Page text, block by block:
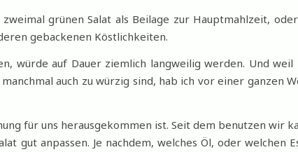
grünen Salat als Beilage zur Hauptmahlzeit,
gebackenen Köstlichkeiten.
würde auf Dauer ziemlich langweilig werden. Und
auch zu würzig sind, hab ich vor einer ganzen
für uns herausgekommen ist. Seit dem benutzen wir
gut anpassen. Je nachdem, welches Öl, oder welchen